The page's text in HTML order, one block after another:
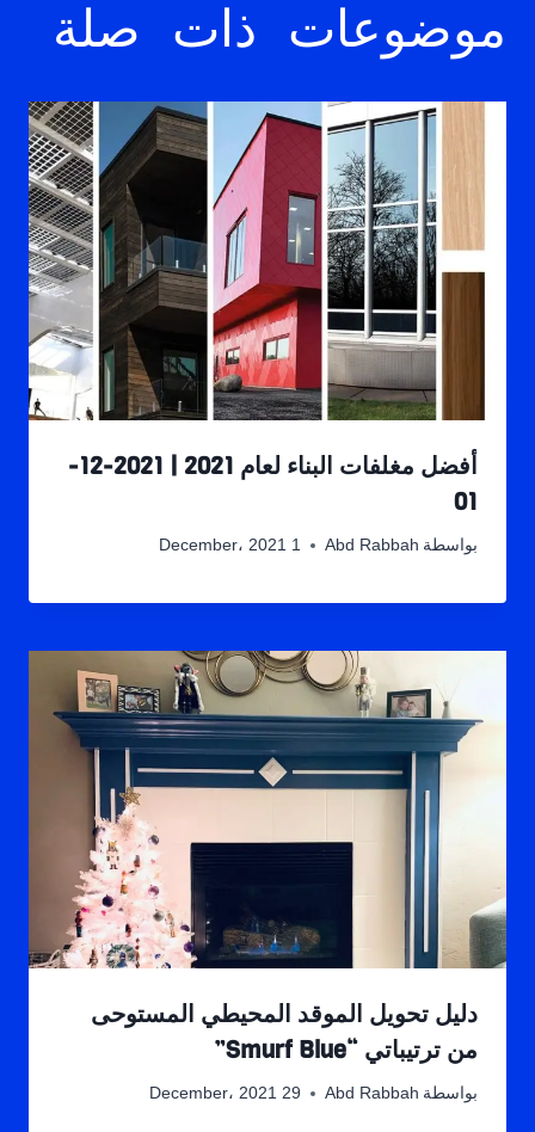
موضوعات ذات صلة
أفضل مغلفات البناء لعام 2021 | 2021-12-
01
بواسطة Abd Rabbah 1 December، 2021
دليل تحويل الموقد المحيطي المستوحى
من ترتيباتي “Smurf Blue”
بواسطة Abd Rabbah 29 December، 2021